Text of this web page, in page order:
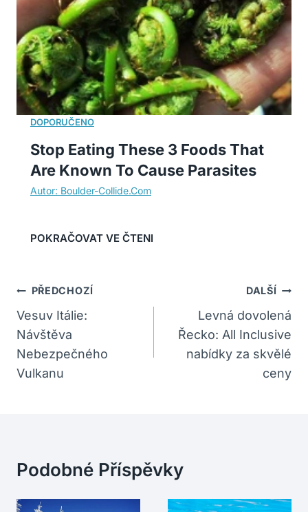
Stop Eating These 3 Foods That
Are Known To Cause Parasites
Navigace
Pro
Příspěvek
PŘEDCHOZÍ
Vesuv Itálie:
Návštěva
Nebezpečného
Vulkanu
DALŠÍ
Levná dovolená
Řecko: All Inclusive
nabídky za skvělé
ceny
Podobné Příspěvky